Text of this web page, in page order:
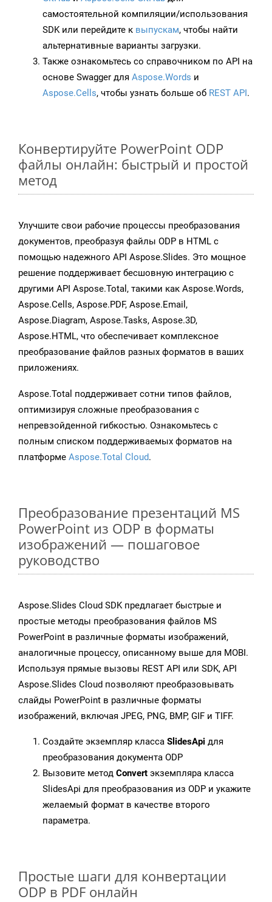
самостоятельной компиляции/использования
SDK или перейдите к выпускам, чтобы найти
альтернативные варианты загрузки.
Также ознакомьтесь со справочником по API на
основе Swagger для Aspose.Words и
Aspose.Cells, чтобы узнать больше об REST API.
Конвертируйте PowerPoint ODP
файлы онлайн: быстрый и простой
метод
Улучшите свои рабочие процессы преобразования
документов, преобразуя файлы ODP в HTML с
помощью надежного API Aspose.Slides. Это мощное
решение поддерживает бесшовную интеграцию с
другими API Aspose.Total, такими как Aspose.Words,
Aspose.Cells, Aspose.PDF, Aspose.Email,
Aspose.Diagram, Aspose.Tasks, Aspose.3D,
Aspose.HTML, что обеспечивает комплексное
преобразование файлов разных форматов в ваших
приложениях.
Aspose.Total поддерживает сотни типов файлов,
оптимизируя сложные преобразования с
непревзойденной гибкостью. Ознакомьтесь с
полным списком поддерживаемых форматов на
платформе Aspose.Total Cloud.
Преобразование презентаций MS
PowerPoint из ODP в форматы
изображений — пошаговое
руководство
Aspose.Slides Cloud SDK предлагает быстрые и
простые методы преобразования файлов MS
PowerPoint в различные форматы изображений,
аналогичные процессу, описанному выше для MOBI.
Используя прямые вызовы REST API или SDK, API
Aspose.Slides Cloud позволяют преобразовывать
слайды PowerPoint в различные форматы
изображений, включая JPEG, PNG, BMP, GIF и TIFF.
Создайте экземпляр класса SlidesApi для
преобразования документа ODP
Вызовите метод Convert экземпляра класса
SlidesApi для преобразования из ODP и укажите
желаемый формат в качестве второго
параметра.
Простые шаги для конвертации
ODP в PDF онлайн